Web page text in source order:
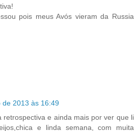
pois meus Avós vieram da Russia
de 2013 às 16:49
retrospectiva e ainda mais por ver que li
e linda semana, com muita